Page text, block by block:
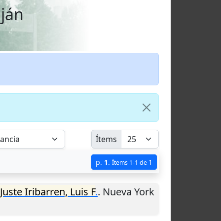
Ítems
p. 1. Ítems 1-1 de 1
Juste Iribarren, Luis F.. Nueva York